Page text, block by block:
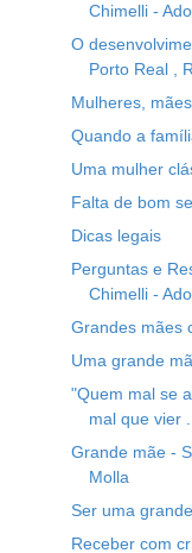
Chimelli -
O
Porto Real ,
Mulheres,
Quando a
Uma mulher
Falta de bom
Dicas legais
Perguntas e
Chimelli -
Grandes mães
Uma grande
"Quem mal se
mal que vier ...
Grande mãe -
Molla
Ser uma
Receber com